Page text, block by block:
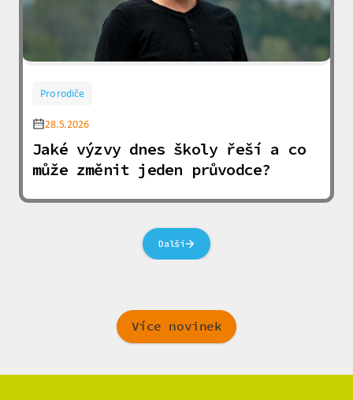
Pro rodiče
28.5.2026
Jaké výzvy dnes školy řeší a co
může změnit jeden průvodce?
Další
Více novinek